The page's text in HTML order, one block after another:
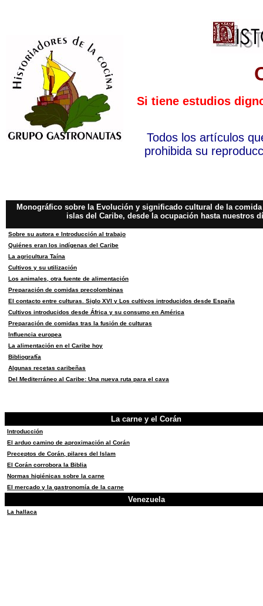
Si tiene estudios
Todos los artículos
prohibida su
Monográfico sobre la Evolución y significado cultural de la
islas del Caribe, desde la ocupación hasta nuestros
Sobre su autora e Introducción al trabajo
Quiénes eran los indígenas del Caribe
La agricultura Taína
Cultivos y su utilización
Los animales, otra fuente de alimentación
Preparación de comidas precolombinas
El contacto entre culturas. Siglo XVI y Los cultivos introducidos desde España
Cultivos introducidos desde África y su consumo en América
Preparación de comidas tras la fusión de culturas
Influencia europea
La alimentación en el Caribe hoy
Bibliografía
Algunas recetas caribeñas
Del Mediterráneo al Caribe: Una nueva ruta para el cava
La carne y el Corán
Introducción
El arduo camino de aproximación al Corán
Preceptos de Corán, pilares del Islam
El Corán corrobora la Biblia
Normas higiénicas sobre la carne
El mercado y la gastronomía de la carne
Venezuela
La hallaca